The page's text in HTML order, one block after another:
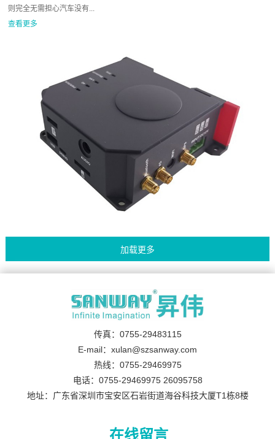
则完全无需担心汽车没有...
查看更多
传真：0755-29483115
E-mail：xulan@szsanway.com
热线：0755-29469975
电话：0755-29469975 26095758
地址：广东省深圳市宝安区石岩街道海谷科技大厦T1栋8楼
在线留言